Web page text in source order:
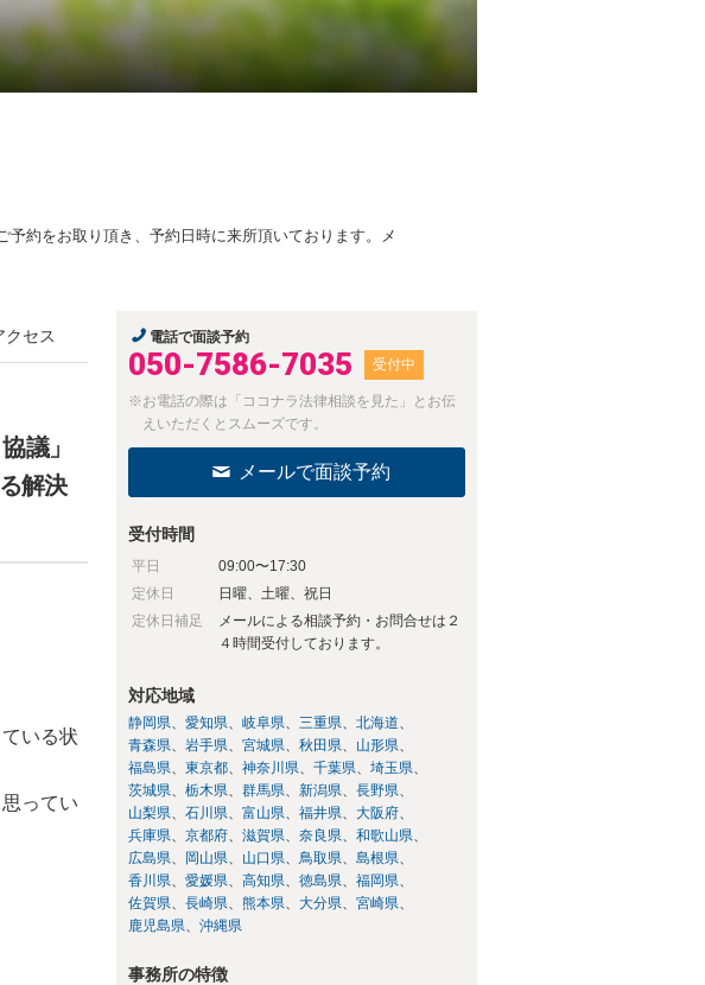
約をお取り頂き、予約日時に来所頂いております。メ
クセス
議」
解決
いる状
ってい
電話で面談予約
050-7586-7035 受付中
※お電話の際は「ココナラ法律相談を見た」とお伝
えいただくとスムーズです。
メールで面談予約
受付時間
平日
09:00〜17:30
定休日
日曜、土曜、祝日
定休日補足
メールによる相談予約・お問合せは２
４時間受付しております。
対応地域
静岡県 愛知県 岐阜県 三重県
北海道
青森県
岩手県 宮城県 秋田県
山形県
福島県
東京都 神奈川県 千葉県
埼玉県
茨城県
栃木県 群馬県 新潟県
長野県
山梨県
石川県 富山県 福井県
大阪府
兵庫県
京都府 滋賀県 奈良県
和歌山県
広島県
岡山県 山口県 鳥取県
島根県
香川県
愛媛県 高知県 徳島県
福岡県
佐賀県
長崎県 熊本県 大分県
宮崎県
鹿児島県
沖縄県
事務所の特徴